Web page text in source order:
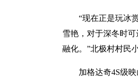
“现在正是玩冰
雪艳，对于深冬时
融化。”北极村村民
加格达奇4S级